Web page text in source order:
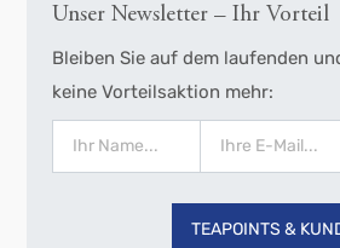
Unser Newsletter – Ihr Vorteil
Bleiben Sie auf dem laufenden
keine Vorteilsaktion mehr:
TEAPOINTS &